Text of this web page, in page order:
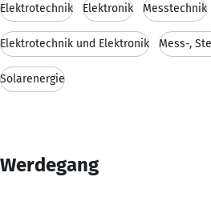
Elektrotechnik Elektronik Messtechnik
Elektrotechnik und Elektronik Mess-,
Solarenergie
Werdegang